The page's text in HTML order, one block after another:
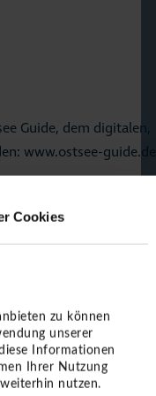
Cookies
zu können
unserer
Informationen
Ihrer Nutzung
nutzen.
Guide, dem digitalen,
www.ostsee-guide.de